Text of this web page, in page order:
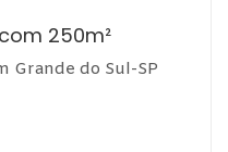
250m²
Grande do Sul-SP